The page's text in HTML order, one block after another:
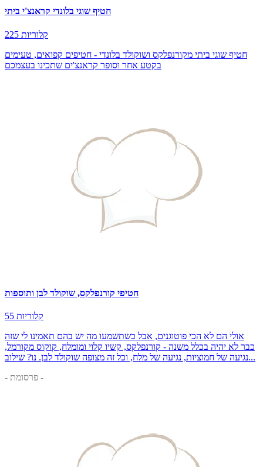
חטיף שוגי בלונדי קראנצ'י ביתי
225 קלוריות
חטיף שוגי ביתי מקורנפלקס ושוקולד בלונדי - חטיפים קפואים, טעימים
בקטע אחר וסופר קראנצ'ים שתכינו בעצמכם
חטיפי קורנפלקס, שוקולד לבן ותוספות
55 קלוריות
אולי הם לא הכי פוטוגנים, אבל כשתשמעו מה יש בהם תאמינו לי שזה
כבר לא יהיה בכלל משנה - קורנפלקס, קשיו קלוי ומומלח, קוקוס מקורמל,
נגיעה של חמוציות, נגיעה של מלח, וכל זה מצופה שוקולד לבן. נו? שילוב...
- פרסומת -